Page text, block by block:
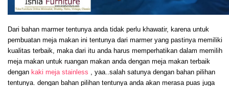
Dari bahan marmer tentunya anda tidak perlu khawatir, karena untuk
pembuatan meja makan ini tentunya dari marmer yang pastinya memiliki
kualitas terbaik, maka dari itu anda harus memperhatikan dalam memilih
meja makan untuk ruangan makan anda dengan meja makan terbaik
dengan kaki meja stainless , yaa..salah satunya dengan bahan pilihan
tentunya. dengan bahan pilihan tentunya anda akan merasa puas juga